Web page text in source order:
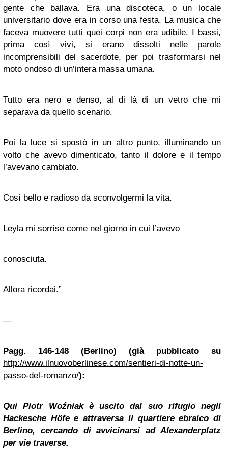
gente che ballava. Era una discoteca, o un locale
universitario dove era in corso una festa. La musica che
faceva muovere tutti quei corpi non era udibile. I bassi,
prima così vivi, si erano dissolti nelle parole
incomprensibili del sacerdote, per poi trasformarsi nel
moto ondoso di un’intera massa umana.
Tutto era nero e denso, al di là di un vetro che mi
separava da quello scenario.
Poi la luce si spostò in un altro punto, illuminando un
volto che avevo dimenticato, tanto il dolore e il tempo
l’avevano cambiato.
Così bello e radioso da sconvolgermi la vita.
Leyla mi sorrise come nel giorno in cui l’avevo
conosciuta.
Allora ricordai.”
—
Pagg. 146-148 (Berlino) (già pubblicato su
http://www.ilnuovoberlinese.com/sentieri-di-notte-un-
passo-del-romanzo/):
Qui Piotr Woźniak è uscito dal suo rifugio negli
Hackesche Höfe e attraversa il quartiere ebraico di
Berlino, cercando di avvicinarsi ad Alexanderplatz
per vie traverse.